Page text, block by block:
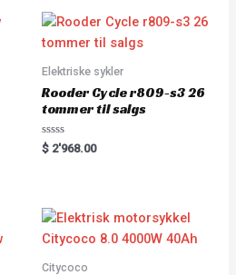
Elektriske sykler
Rooder Cycle r809-s3 26
tommer til salgs
R
a
o
u
t
o
5
$ 2'968.00
Citycoco